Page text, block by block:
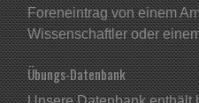
Foreneintrag von einem
Wissenschaftler oder
Übungs-Datenbank